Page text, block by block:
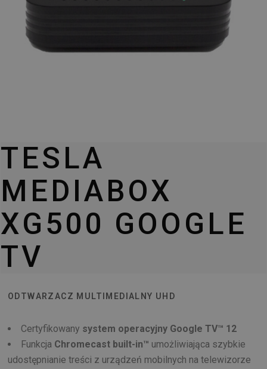
TESLA
MEDIABOX
XG500 GOOGLE
TV
ODTWARZACZ MULTIMEDIALNY UHD
Certyfikowany system operacyjny Google TV™ 12
Funkcja Chromecast built-in™ umożliwiająca szybkie
udostępnianie treści z urządzeń mobilnych na telewizorze